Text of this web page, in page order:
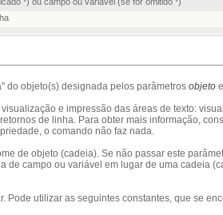
do objeto(s) designada pelos parâmetros objeto e
e impressão das áreas de texto:
de linha. Para obter mais informação,
o comando não faz nada.
de objeto (cadeia). Se não passar este
de campo ou variável em lugar de uma cadeia
Pode utilizar as seguintes constantes, que se